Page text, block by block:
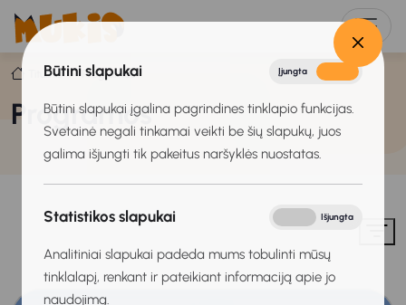
Būtini slapukai Įjungta
Būtini slapukai įgalina pagrindines tinklapio funkcijas.
Svetainė negali tinkamai veikti be šių slapukų, juos
galima išjungti tik pakeitus naršyklės nuostatas.
Statistikos slapukai Išjungta
Analitiniai slapukai padeda mums tobulinti mūsų
tinklalapį, renkant ir pateikiant informaciją apie jo
naudojimą.
Titulinis Programos
Programos